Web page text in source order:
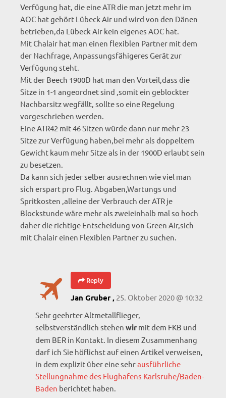
Verfügung hat, die eine ATR die man jetzt mehr im
AOC hat gehört Lübeck Air und wird von den Dänen
betrieben,da Lübeck Air kein eigenes AOC hat.
Mit Chalair hat man einen flexiblen Partner mit dem
der Nachfrage, Anpassungsfähigeres Gerät zur
Verfügung steht.
Mit der Beech 1900D hat man den Vorteil,dass die
Sitze in 1-1 angeordnet sind ,somit ein geblockter
Nachbarsitz wegfällt, sollte so eine Regelung
vorgeschrieben werden.
Eine ATR42 mit 46 Sitzen würde dann nur mehr 23
Sitze zur Verfügung haben,bei mehr als doppeltem
Gewicht kaum mehr Sitze als in der 1900D erlaubt sein
zu besetzen.
Da kann sich jeder selber ausrechnen wie viel man
sich erspart pro Flug. Abgaben,Wartungs und
Spritkosten ,alleine der Verbrauch der ATR je
Blockstunde wäre mehr als zweieinhalb mal so hoch
daher die richtige Entscheidung von Green Air,sich
mit Chalair einen Flexiblen Partner zu suchen.
Reply
Jan Gruber , 25. Oktober 2020 @ 10:32
Sehr geehrter Altmetallflieger,
selbstverständlich stehen wir mit dem FKB und
dem BER in Kontakt. In diesem Zusammenhang
darf ich Sie höflichst auf einen Artikel verweisen,
in dem explizit über eine sehrausführliche
Stellungnahme des Flughafens Karlsruhe/Baden-
Baden berichtet haben.